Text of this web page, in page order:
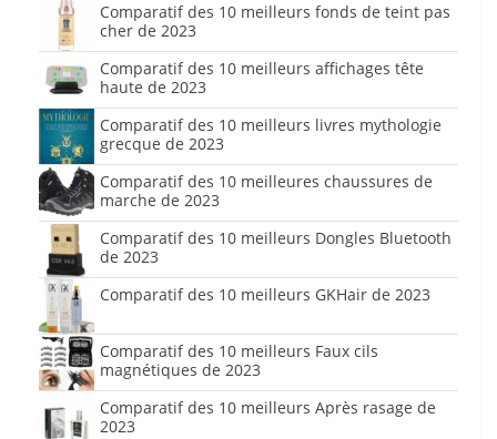
Comparatif des 10 meilleurs fonds de teint pas
cher de 2023
Comparatif des 10 meilleurs affichages tête
haute de 2023
Comparatif des 10 meilleurs livres mythologie
grecque de 2023
Comparatif des 10 meilleures chaussures de
marche de 2023
Comparatif des 10 meilleurs Dongles Bluetooth
de 2023
Comparatif des 10 meilleurs GKHair de 2023
Comparatif des 10 meilleurs Faux cils
magnétiques de 2023
Comparatif des 10 meilleurs Après rasage de
2023